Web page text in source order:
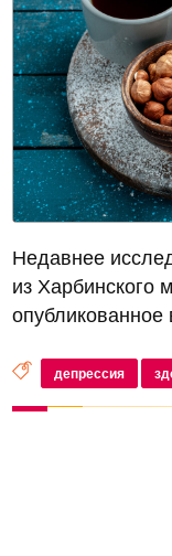
Недавнее
из Харбинского
положительно
здоровье
депрессия